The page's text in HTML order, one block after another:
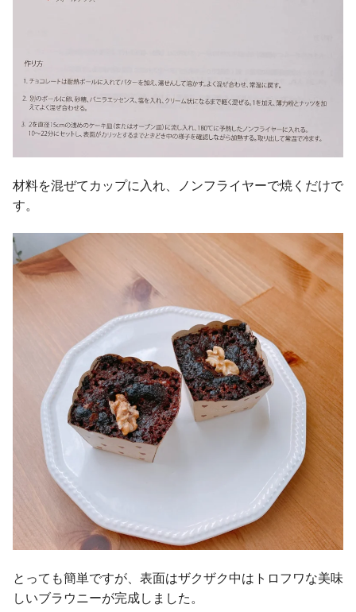
材料を混ぜてカップに入れ、ノンフライヤーで焼くだけで
す。
とっても簡単ですが、表面はザクザク中はトロフワな美味
しいブラウニーが完成しました。